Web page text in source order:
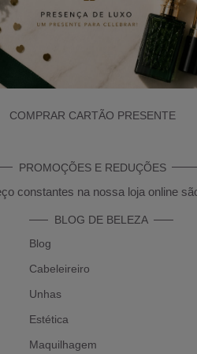
COMPRAR CARTÃO PRESENTE
PROMOÇÕES E REDUÇÕES
constantes na nossa loja online
BLOG DE BELEZA
Blog
Cabeleireiro
Unhas
Estética
Maquilhagem